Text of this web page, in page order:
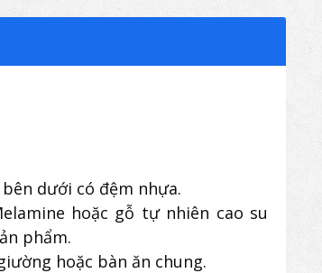
dưới có đệm nhựa.
hoặc gỗ tự nhiên cao su
phẩm.
hoặc bàn ăn chung.